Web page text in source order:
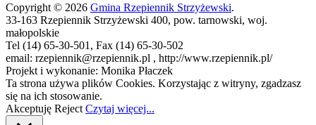
Copyright © 2026 Gmina Rzepiennik Strzyżewski.
33-163 Rzepiennik Strzyżewski 400, pow. tarnowski, woj.
małopolskie
Tel (14) 65-30-501, Fax (14) 65-30-502
email: rzepiennik@rzepiennik.pl , http://www.rzepiennik.pl/
Projekt i wykonanie: Monika Płaczek
Ta strona używa plików Cookies. Korzystając z witryny, zgadzasz
się na ich stosowanie.
Akceptuję Reject Czytaj więcej...